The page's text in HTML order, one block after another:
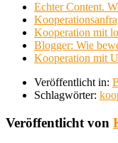
Echter Content.
Kooperation mit
Blogger: Wie
Kooperation mit
Veröffentlicht in:
Schlagwörter:
Veröffentlicht von